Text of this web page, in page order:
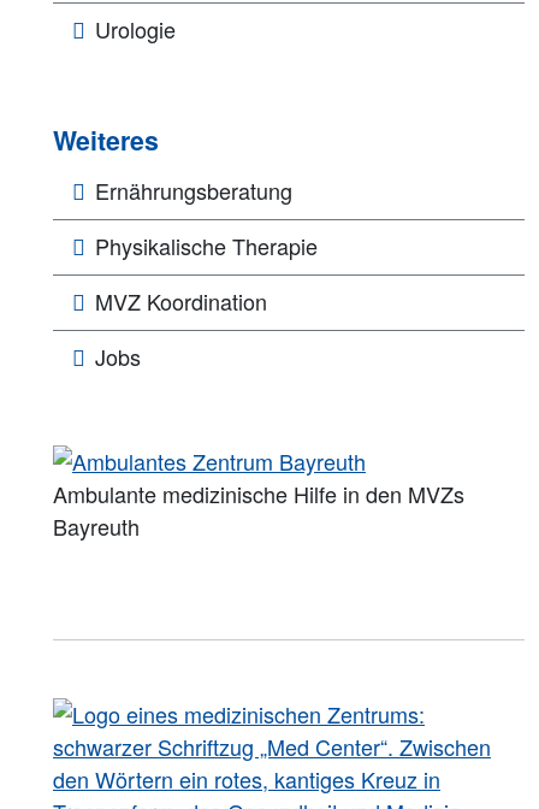
Urologie
Weiteres
Ernährungsberatung
Physikalische Therapie
MVZ Koordination
Jobs
Ambulante medizinische Hilfe in den MVZs
Bayreuth